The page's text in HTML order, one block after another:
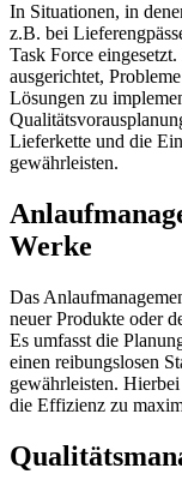
In Situationen, in
z.B. bei
Task Force
ausgerichtet,
Lösungen zu
Lieferkette und die
gewährleisten.
Werke
Das
neuer Produkte oder
Es umfasst die
einen reibungslosen
gewährleisten.
die Effizienz zu